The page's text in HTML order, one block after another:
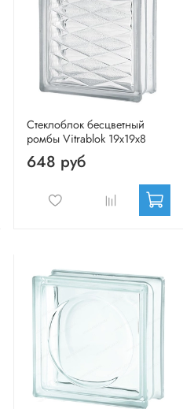
Стеклоблок бесцветный
ромбы Vitrablok 19х19х8
648 руб